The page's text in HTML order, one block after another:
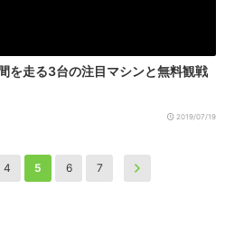
を走る3台の注目マシンと無料観戦
2019/07/19
4 5 6 7